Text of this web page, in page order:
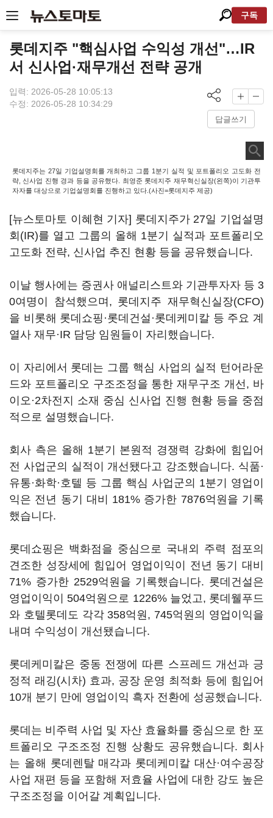
구독
롯데지주 "핵심사업 수익성 개선"…IR
서 신사업·재무개선 전략 공개
입력: 2026-05-28 10:05:13
수정: 2026-05-28 10:34:29
답글쓰기
롯데지주는 27일 기업설명회를 개최하고 그룹 1분기 실적 및 포트폴리오 고도화 전
략, 신사업 진행 경과 등을 공유했다. 최영준 롯데지주 재무혁신실장(왼쪽)이 기관투
자자를 대상으로 기업설명회를 진행하고 있다.(사진=롯데지주 제공)
[뉴스토마토 이혜현 기자] 롯데지주가 27일 기업설명
회(IR)를 열고 그룹의 올해 1분기 실적과 포트폴리오
고도화 전략, 신사업 추진 현황 등을 공유했습니다.
이날 행사에는 증권사 애널리스트와 기관투자자 등 3
0여명이 참석했으며, 롯데지주 재무혁신실장(CFO)
을 비롯해 롯데쇼핑·롯데건설·롯데케미칼 등 주요 계
열사 재무·IR 담당 임원들이 자리했습니다.
이 자리에서 롯데는 그룹 핵심 사업의 실적 턴어라운
드와 포트폴리오 구조조정을 통한 재무구조 개선, 바
이오·2차전지 소재 중심 신사업 진행 현황 등을 중점
적으로 설명했습니다.
회사 측은 올해 1분기 본원적 경쟁력 강화에 힘입어
전 사업군의 실적이 개선됐다고 강조했습니다. 식품·
유통·화학·호텔 등 그룹 핵심 사업군의 1분기 영업이
익은 전년 동기 대비 181% 증가한 7876억원을 기록
했습니다.
롯데쇼핑은 백화점을 중심으로 국내외 주력 점포의
견조한 성장세에 힘입어 영업이익이 전년 동기 대비
71% 증가한 2529억원을 기록했습니다. 롯데건설은
영업이익이 504억원으로 1226% 늘었고, 롯데웰푸드
와 호텔롯데도 각각 358억원, 745억원의 영업이익을
내며 수익성이 개선됐습니다.
롯데케미칼은 중동 전쟁에 따른 스프레드 개선과 긍
정적 래깅(시차) 효과, 공장 운영 최적화 등에 힘입어
10개 분기 만에 영업이익 흑자 전환에 성공했습니다.
롯데는 비주력 사업 및 자산 효율화를 중심으로 한 포
트폴리오 구조조정 진행 상황도 공유했습니다. 회사
는 올해 롯데렌탈 매각과 롯데케미칼 대산·여수공장
사업 재편 등을 포함해 저효율 사업에 대한 강도 높은
구조조정을 이어갈 계획입니다.